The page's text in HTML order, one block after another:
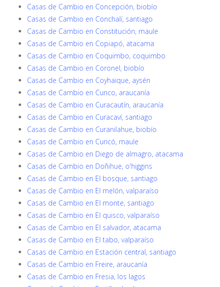
Casas de Cambio en Concepción, biobío
Casas de Cambio en Conchalí, santiago
Casas de Cambio en Constitución, maule
Casas de Cambio en Copiapó, atacama
Casas de Cambio en Coquimbo, coquimbo
Casas de Cambio en Coronel, biobío
Casas de Cambio en Coyhaique, aysén
Casas de Cambio en Cunco, araucanía
Casas de Cambio en Curacautín, araucanía
Casas de Cambio en Curacaví, santiago
Casas de Cambio en Curanilahue, biobío
Casas de Cambio en Curicó, maule
Casas de Cambio en Diego de almagro, atacama
Casas de Cambio en Doñihue, o'higgins
Casas de Cambio en El bosque, santiago
Casas de Cambio en El melón, valparaíso
Casas de Cambio en El monte, santiago
Casas de Cambio en El quisco, valparaíso
Casas de Cambio en El salvador, atacama
Casas de Cambio en El tabo, valparaíso
Casas de Cambio en Estación central, santiago
Casas de Cambio en Freire, araucanía
Casas de Cambio en Fresia, los lagos